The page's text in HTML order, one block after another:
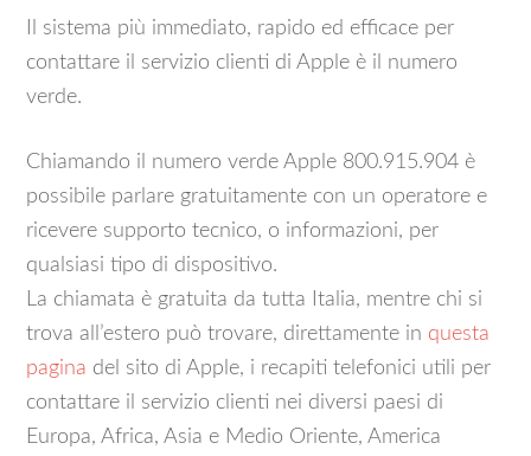
Il sistema più immediato, rapido ed efficace per
contattare il servizio clienti di Apple è il numero
verde.
Chiamando il numero verde Apple 800.915.904 è
possibile parlare gratuitamente con un operatore e
ricevere supporto tecnico, o informazioni, per
qualsiasi tipo di dispositivo.
La chiamata è gratuita da tutta Italia, mentre chi si
trova all’estero può trovare, direttamente in questa
pagina del sito di Apple, i recapiti telefonici utili per
contattare il servizio clienti nei diversi paesi di
Europa, Africa, Asia e Medio Oriente, America